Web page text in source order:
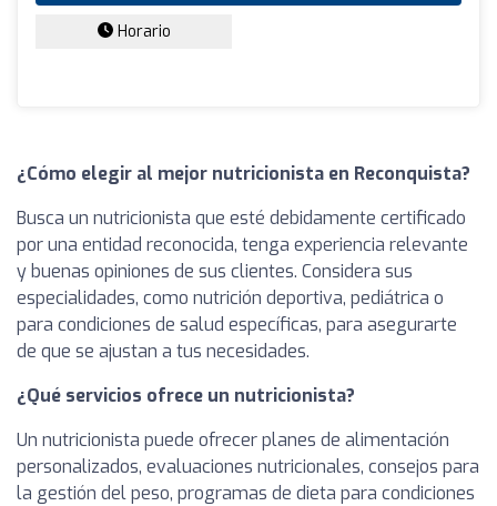
Horario
¿Cómo elegir al mejor nutricionista en Reconquista?
Busca un nutricionista que esté debidamente certificado
por una entidad reconocida, tenga experiencia relevante
y buenas opiniones de sus clientes. Considera sus
especialidades, como nutrición deportiva, pediátrica o
para condiciones de salud específicas, para asegurarte
de que se ajustan a tus necesidades.
¿Qué servicios ofrece un nutricionista?
Un nutricionista puede ofrecer planes de alimentación
personalizados, evaluaciones nutricionales, consejos para
la gestión del peso, programas de dieta para condiciones